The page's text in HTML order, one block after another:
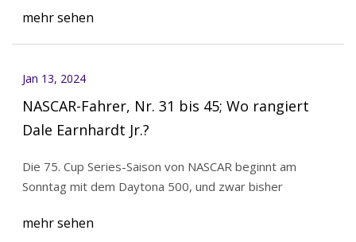
mehr sehen
Jan 13, 2024
NASCAR-Fahrer, Nr. 31 bis 45; Wo rangiert
Dale Earnhardt Jr.?
Die 75. Cup Series-Saison von NASCAR beginnt am
Sonntag mit dem Daytona 500, und zwar bisher
mehr sehen